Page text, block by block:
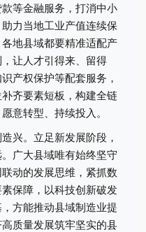
等金融服务，打消中小
力当地工业产值连续保
地县域都要精准适配产
让人才引得来、留得
产权保护等配套服务，
齐要素短板，构建全链
意转型、持续投入。
兴。立足新发展阶段，
广大县域唯有始终坚守
动的发展思维，紧抓数
保障，以科技创新破发
方能推动县域制造业提
质量发展筑牢坚实的县